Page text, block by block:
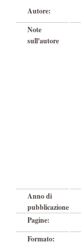
Autore:
Note
sull'autore
Anno di
pubblicazione
Pagine:
Formato: